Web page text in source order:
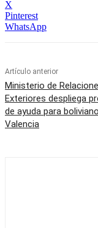
X
Pinterest
WhatsApp
Artículo anterior
Ministerio de
Exteriores despliega
de ayuda para
Valencia